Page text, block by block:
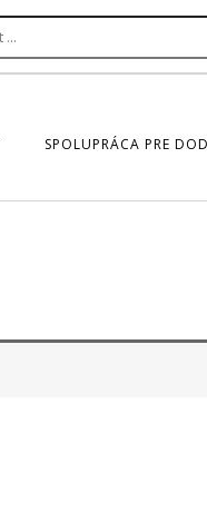
SPOLUPRÁCA PRE